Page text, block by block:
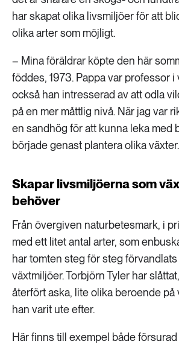
har skapat olika livsmiljöer för att
olika arter som möjligt.
– Mina föräldrar köpte den här
föddes, 1973. Pappa var professor
också han intresserad av att odla
på en mer måttlig nivå. När jag var
en sandhög för att kunna leka med
började genast plantera olika växter.
Skapar livsmiljöerna som
behöver
Från övergiven naturbetesmark, i
med ett litet antal arter, som
har tomten steg för steg
växtmiljöer. Torbjörn Tyler har
återfört aska, lite olika beroende
han varit ute efter.
Här finns till exempel både